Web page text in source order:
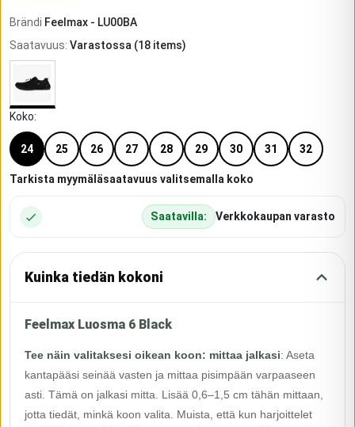
Brändi Feelmax - LU00BA
Saatavuus: Varastossa (18 items)
Koko:
24 25 26 27 28 29 30 31 32
Tarkista myymäläsaatavuus valitsemalla koko
Saatavilla: Verkkokaupan varasto
Kuinka tiedän kokoni
Feelmax Luosma 6 Black
Tee näin valitaksesi oikean koon: mittaa jalkasi: Aseta
kantapääsi seinää vasten ja mittaa pisimpään varpaaseen
asti. Tämä on jalkasi mitta. Lisää 0,6–1,5 cm tähän mittaan,
jotta tiedät, minkä koon valita. Muista, että kun harjoittelet